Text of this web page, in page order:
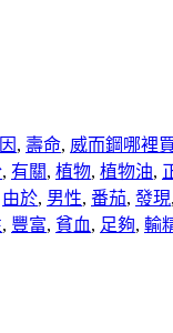
, 壽命, 威而鋼哪裡
, 有關, 植物, 植物油,
由於, 男性, 番茄, 發現,
, 豐富, 貧血, 足夠, 輸